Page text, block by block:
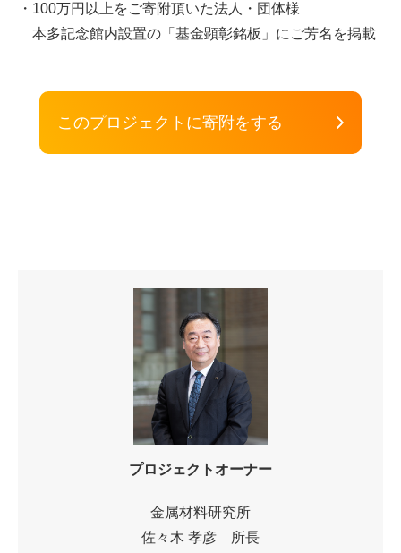
・100万円以上をご寄附頂いた法人・団体様
本多記念館内設置の「基金顕彰銘板」にご芳名を掲載
このプロジェクトに寄附をする
プロジェクトオーナー
金属材料研究所
佐々木 孝彦 所長